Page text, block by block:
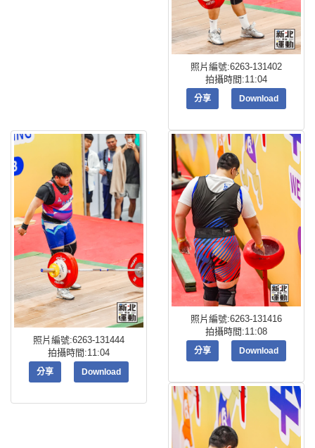
照片編號:6263-131402
拍攝時間:11:04
分享 Download
照片編號:6263-131444
拍攝時間:11:04
分享 Download
照片編號:6263-131416
拍攝時間:11:08
分享 Download